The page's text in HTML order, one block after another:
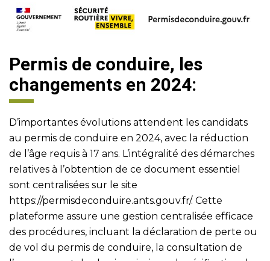
Permis de conduire, les
changements en 2024:
D’importantes évolutions attendent les candidats
au permis de conduire en 2024, avec la réduction
de l’âge requis à 17 ans. L’intégralité des démarches
relatives à l’obtention de ce document essentiel
sont centralisées sur le site
https://permisdeconduire.ants.gouv.fr/. Cette
plateforme assure une gestion centralisée efficace
des procédures, incluant la déclaration de perte ou
de vol du permis de conduire, la consultation de